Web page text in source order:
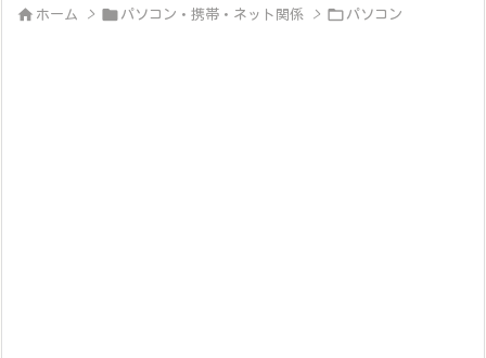
 ホーム >  パソコン・携帯・ネット関係 >  パソコン